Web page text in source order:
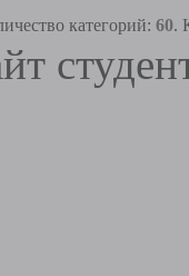
категорий: 60.